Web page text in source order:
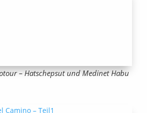
– Hatschepsut und Medinet Habu